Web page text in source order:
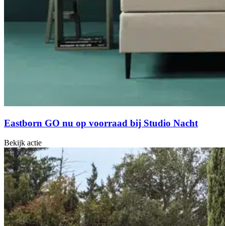
Eastborn GO nu op voorraad bij Studio Nacht
Bekijk actie